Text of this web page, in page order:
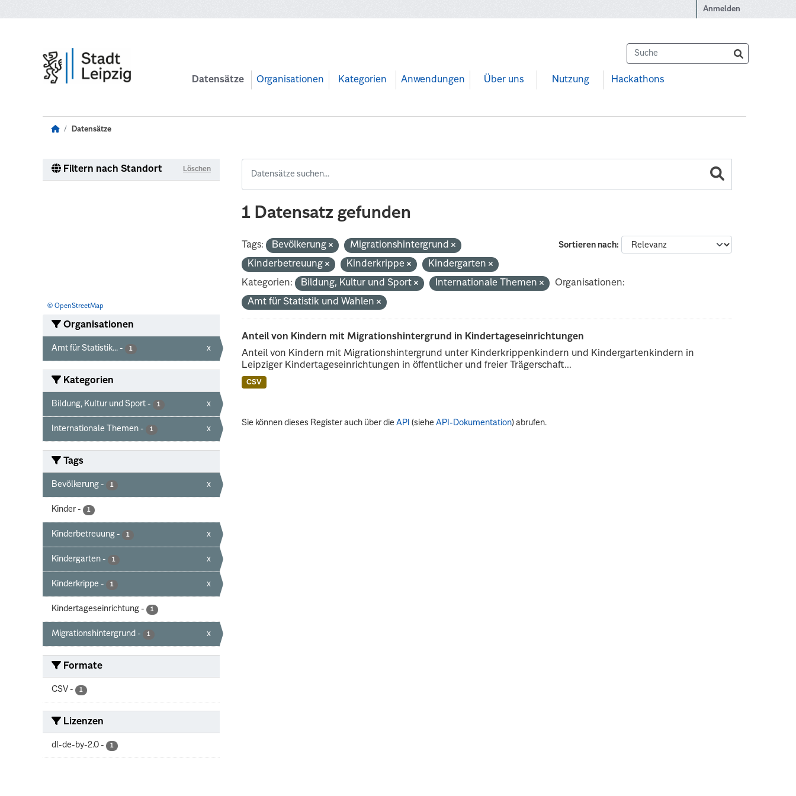
Anmelden
Datensätze Organisationen Kategorien Anwendungen Über uns Nutzung Hackathons
Datensätze
Filtern nach Standort Löschen
© OpenStreetMap
Organisationen
Amt für Statistik... - 1 x
Kategorien
Bildung, Kultur und Sport - 1 x
Internationale Themen - 1 x
Tags
Bevölkerung - 1 x
Kinder - 1
Kinderbetreuung - 1 x
Kindergarten - 1 x
Kinderkrippe - 1 x
Kindertageseinrichtung - 1
Migrationshintergrund - 1 x
Formate
CSV - 1
Lizenzen
dl-de-by-2.0 - 1
1 Datensatz gefunden
Sortieren nach
Tags: Bevölkerung
Migrationshintergrund
Kinderbetreuung
Kinderkrippe
Kindergarten
Kategorien:
Bildung, Kultur und Sport Internationale Themen
Organisationen:
Amt für Statistik und Wahlen
Anteil von Kindern mit Migrationshintergrund in Kindertageseinrichtungen
Anteil von Kindern mit Migrationshintergrund unter Kinderkrippenkindern und Kindergartenkindern in
Leipziger Kindertageseinrichtungen in öffentlicher und freier Trägerschaft...
CSV
Sie können dieses Register auch über dieAPI (sieheAPI-Dokumentation) abrufen.